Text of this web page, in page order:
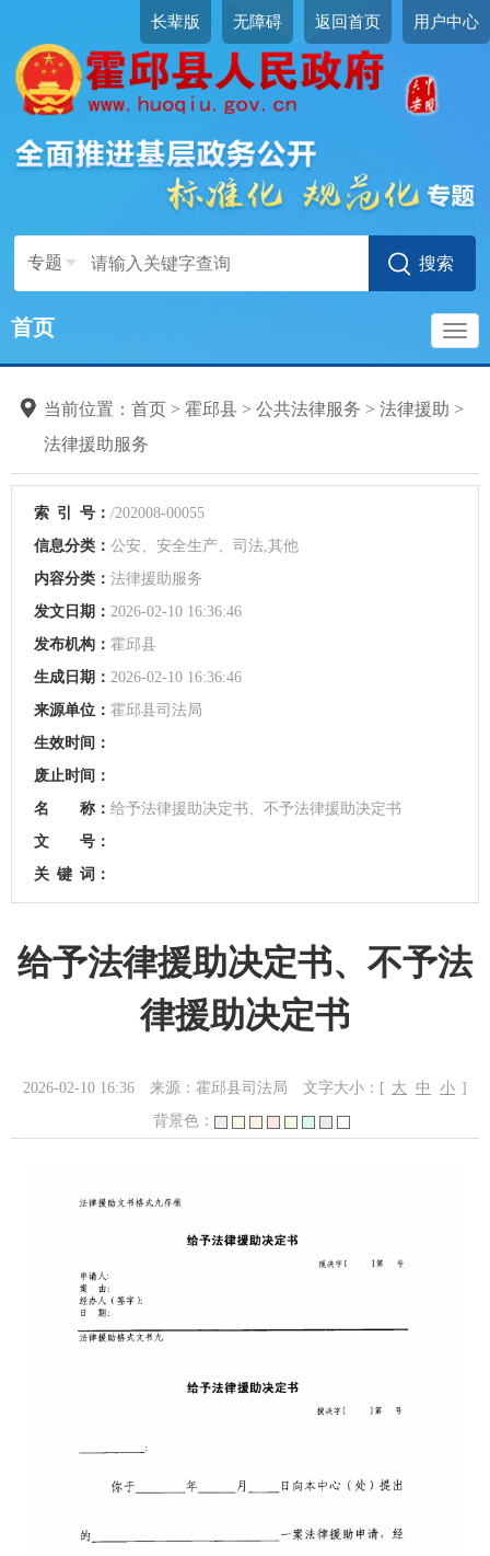
长辈版 无障碍 返回首页 用户中心
专题
首页
当前位置： 首页 > 霍邱县 > 公共法律服务 > 法律援助 >
法律援助服务
索 引 号： /202008-00055
信息分类： 公安、安全生产、司法,其他
内容分类： 法律援助服务
发文日期： 2026-02-10 16:36:46
发布机构： 霍邱县
生成日期： 2026-02-10 16:36:46
来源单位： 霍邱县司法局
生效时间：
废止时间：
名 称： 给予法律援助决定书、不予法律援助决定书
文 号：
关 键 词：
给予法律援助决定书、不予法
律援助决定书
2026-02-10 16:36 来源：霍邱县司法局 文字大小：[ 大 中 小 ]
背景色：